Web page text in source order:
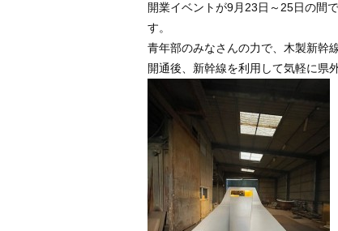
開業イベントが9月23日～25日の間
す。
青年部のみなさんの力で、木製新幹
開通後、新幹線を利用して気軽に県